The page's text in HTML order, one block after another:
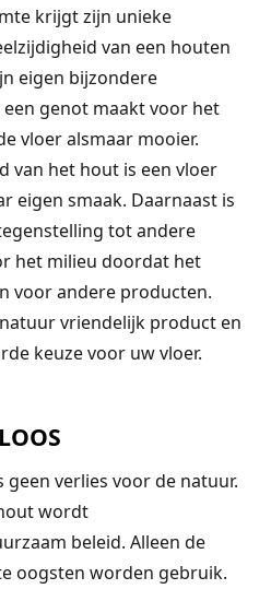
krijgt zijn unieke
van een houten
eigen bijzondere
genot maakt voor het
vloer alsmaar mooier.
van het hout is een vloer
eigen smaak. Daarnaast is
tot andere
het milieu doordat het
voor andere producten.
vriendelijk product en
keuze voor uw vloer.
verlies voor de natuur.
wordt
beleid. Alleen de
oogsten worden gebruik.